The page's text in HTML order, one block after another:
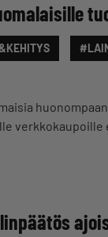
verkkokaupoille